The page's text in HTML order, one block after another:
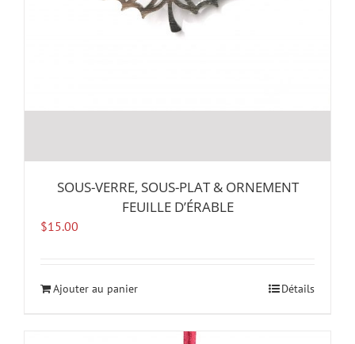
SOUS-VERRE, SOUS-PLAT & ORNEMENT
FEUILLE D’ÉRABLE
$15.00
Ajouter au panier Détails